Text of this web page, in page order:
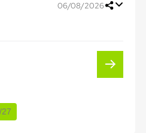
06/08/2026